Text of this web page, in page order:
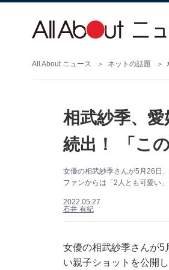
All About ニュース ネットの話題
相武紗季、
続出！ 「こ
女優の相武紗季さんが5月26日
ファンからは「2人とも可愛い
2022.05.27
石井 有紀
女優の相武紗季さんが5
い親子ショットを公開し